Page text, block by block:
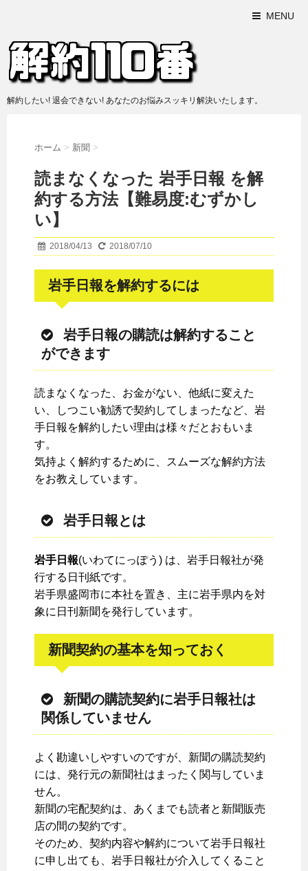
MENU
解約したい! 退会できない! あなたのお悩みスッキリ解決いたします。
ホーム > 新聞 >
読まなくなった 岩手日報 を解
約する方法【難易度:むずかし
い】
2018/04/13 2018/07/10
岩手日報を解約するには
岩手日報の購読は解約すること
ができます
読まなくなった、お金がない、他紙に変えた
い、しつこい勧誘で契約してしまったなど、岩
手日報を解約したい理由は様々だとおもいま
す。
気持よく解約するために、スムーズな解約方法
をお教えしています。
岩手日報とは
岩手日報(いわてにっぽう) は、岩手日報社が発
行する日刊紙です。
岩手県盛岡市に本社を置き、主に岩手県内を対
象に日刊新聞を発行しています。
新聞契約の基本を知っておく
新聞の購読契約に岩手日報社は
関係していません
よく勘違いしやすいのですが、新聞の購読契約
には、発行元の新聞社はまったく関与していま
せん。
新聞の宅配契約は、あくまでも読者と新聞販売
店の間の契約です。
そのため、契約内容や解約について岩手日報社
に申し出ても、岩手日報社が介入してくること